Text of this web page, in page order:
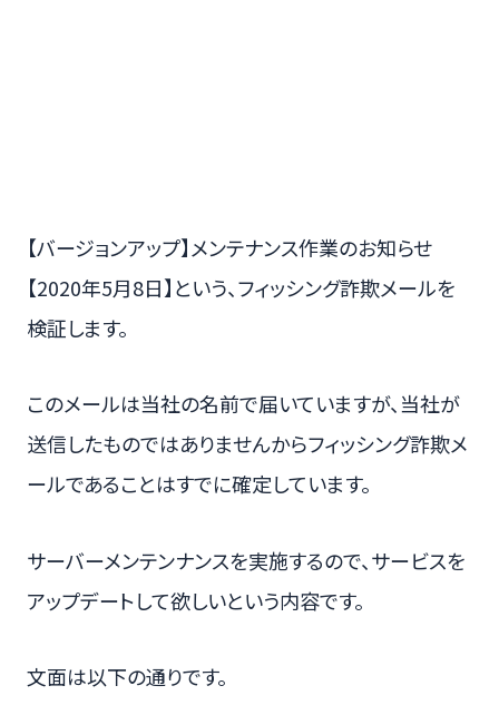
【バージョンアップ】メンテナンス作業のお知らせ
【2020年5月8日】という、フィッシング詐欺メールを
検証します。
このメールは当社の名前で届いていますが、当社が
送信したものではありませんからフィッシング詐欺メ
ールであることはすでに確定しています。
サーバーメンテンナンスを実施するので、サービスを
アップデートして欲しいという内容です。
文面は以下の通りです。